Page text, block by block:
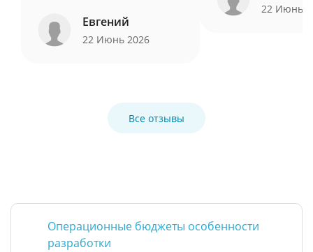
Евгений
22 Июнь 2026
22 Июнь
Все отзывы
Операционные бюджеты особенности
разработки